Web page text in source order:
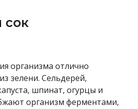
сок
организма отлично
зелени. Сельдерей,
шпинат, огурцы и
организм ферментами,